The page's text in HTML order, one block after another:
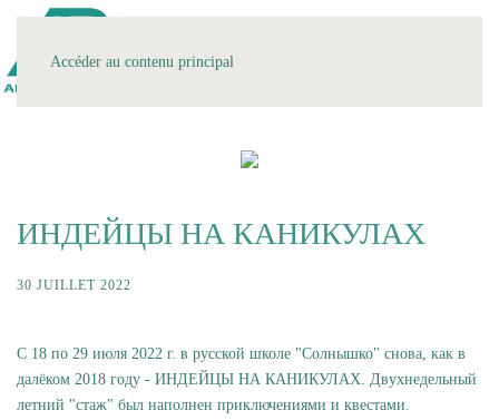
Accéder au contenu principal
ИНДЕЙЦЫ НА КАНИКУЛАХ
30 JUILLET 2022
С 18 по 29 июля 2022 г. в русской школе "Солнышко" снова, как в
далёком 2018 году - ИНДЕЙЦЫ НА КАНИКУЛАХ. Двухнедельный
летний "стаж" был наполнен приключениями и квестами.